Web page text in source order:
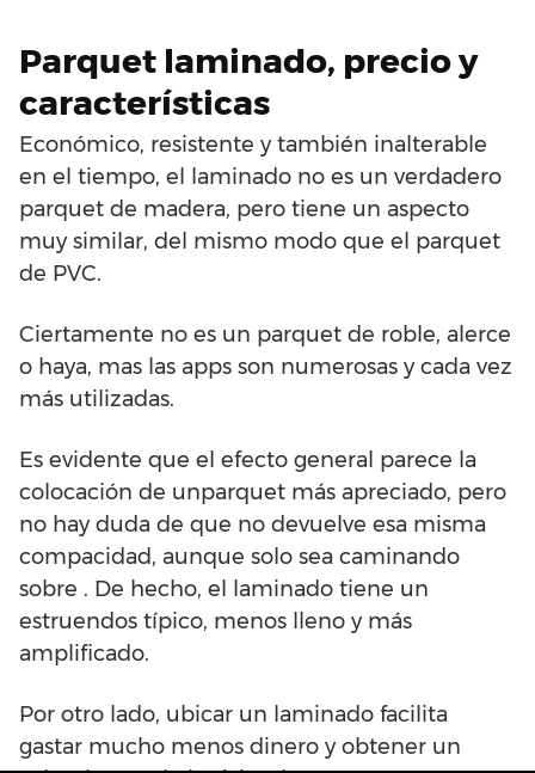
Parquet laminado, precio y
características
Económico, resistente y también inalterable
en el tiempo, el laminado no es un verdadero
parquet de madera, pero tiene un aspecto
muy similar, del mismo modo que el parquet
de PVC.
Ciertamente no es un parquet de roble, alerce
o haya, mas las apps son numerosas y cada vez
más utilizadas.
Es evidente que el efecto general parece la
colocación de unparquet más apreciado, pero
no hay duda de que no devuelve esa misma
compacidad, aunque solo sea caminando
sobre . De hecho, el laminado tiene un
estruendos típico, menos lleno y más
amplificado.
Por otro lado, ubicar un laminado facilita
gastar mucho menos dinero y obtener un